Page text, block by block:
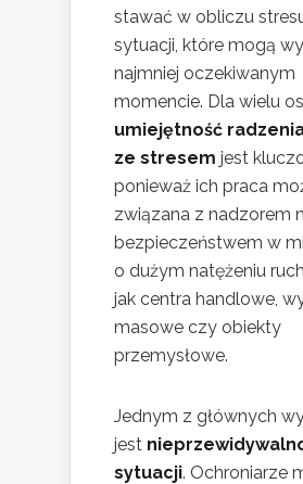
stawać w obliczu
sytuacji, które mogą
najmniej oczekiwanym
momencie. Dla wielu
umiejętność
ze stresem jest
ponieważ ich praca
związana z nadzorem
bezpieczeństwem w
o dużym natężeniu
jak centra handlowe,
masowe czy obiekty
przemysłowe.
Jednym z głównych
jest
sytuacji. Ochroniarze